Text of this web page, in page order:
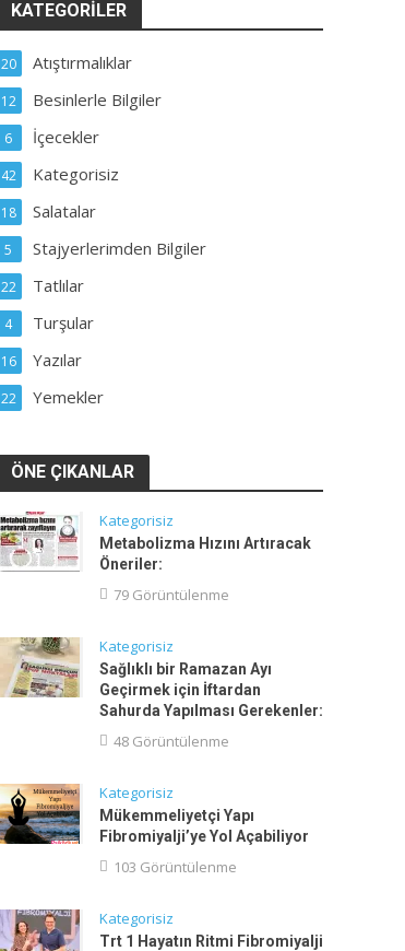
KATEGORILER
Atıştırmalıklar
20
Besinlerle Bilgiler
12
İçecekler
6
Kategorisiz
42
Salatalar
18
Stajyerlerimden Bilgiler
5
Tatlılar
22
Turşular
4
Yazılar
16
Yemekler
22
ÖNE ÇIKANLAR
Kategorisiz
Metabolizma Hızını Artıracak
Öneriler:
79 Görüntülenme
Kategorisiz
Sağlıklı bir Ramazan Ayı
Geçirmek için İftardan
Sahurda Yapılması Gerekenler:
48 Görüntülenme
Kategorisiz
Mükemmeliyetçi Yapı
Fibromiyalji’ye Yol Açabiliyor
103 Görüntülenme
Kategorisiz
Trt 1 Hayatın Ritmi Fibromiyalji